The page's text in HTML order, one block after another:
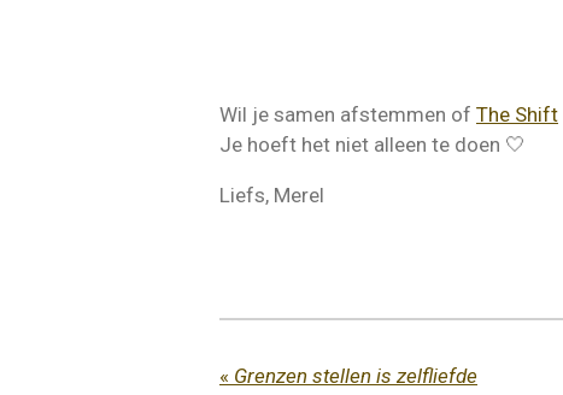
Wil je samen afstemmen of The Shift
Je hoeft het niet alleen te doen 🤍
Liefs, Merel
« Grenzen stellen is zelfliefde